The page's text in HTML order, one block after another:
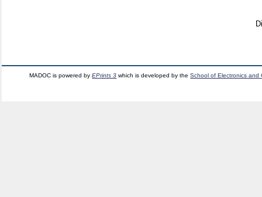
MADOC is powered byEPrints 3 which is developed by theSchool of Electronics and